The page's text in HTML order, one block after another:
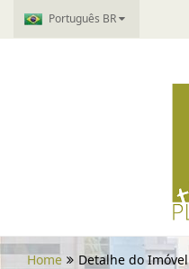
Português BR
Home Detalhe do Imóvel